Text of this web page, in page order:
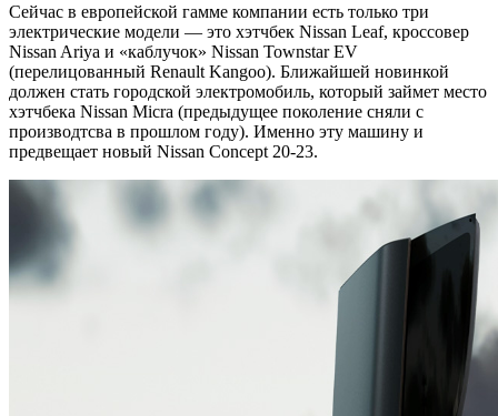
Сейчас в европейской гамме компании есть только три
электрические модели — это хэтчбек Nissan Leaf, кроссовер
Nissan Ariya и «каблучок» Nissan Townstar EV
(перелицованный Renault Kangoo). Ближайшей новинкой
должен стать городской электромобиль, который займет место
хэтчбека Nissan Micra (предыдущее поколение сняли с
производтсва в прошлом году). Именно эту машину и
предвещает новый Nissan Concept 20-23.